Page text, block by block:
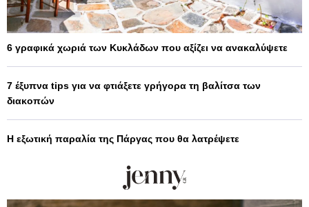
6 γραφικά χωριά των Κυκλάδων που αξίζει να ανακαλύψετε
7 έξυπνα tips για να φτιάξετε γρήγορα τη βαλίτσα των
διακοπών
Η εξωτική παραλία της Πάργας που θα λατρέψετε